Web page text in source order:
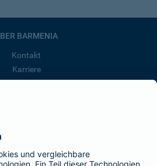
BARMENIA
Kontakt
Karriere
der BarmeniaGothaer